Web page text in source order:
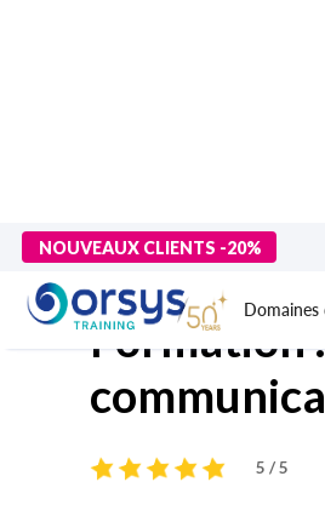
NOUVEAUX CLIENTS -20%
> Formations>Compétences
Formation
5 / 5